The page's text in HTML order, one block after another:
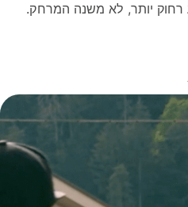
יותר, לא משנה המרחק.